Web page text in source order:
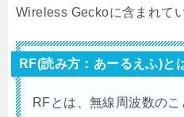
Wireless Geckoに含まれて
RF(読み方：あーるえふ)と
RFとは、無線周波数の